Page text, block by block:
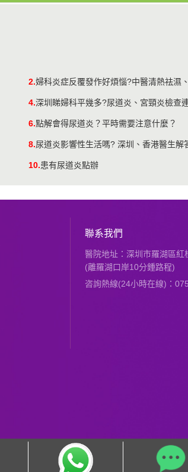
2.婦科炎症反覆發作好煩惱?中醫清熱祛濕
4.深圳睇婦科平幾多?尿道炎、宮頸炎檢查
6.點解會得尿道炎？平時需要注意什麼？
8.尿道炎影響性生活嗎? 深圳、香港醫生解
10.患有尿道炎點辦
聯系我們
醫院地址：深圳市羅湖區紅
(離羅湖口岸10分鍾路程)
咨詢熱線(24小時在線)：